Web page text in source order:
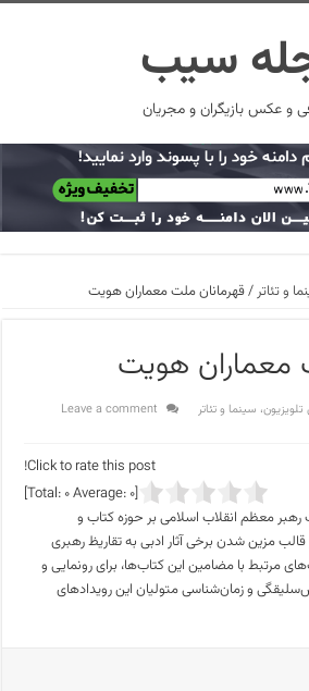
سیب
و عکس بازیگران و مجریان
و تئاتر /قهرمانان ملت معماران هویت
معماران هویت
سینما و تئاتر
Leave a comment
Click to rate this post!
[Total:
0Average: 0
]
رهبر معظم انقلاب اسلامی بر حوزه کتاب و
قالب مزین شدن برخی آثار ادبی به تقاریظ رهبری
مرتبط با مضامین این کتاب‌ها، برای رونمایی و
و زمان‌شناسی متولیان این رویدادهای